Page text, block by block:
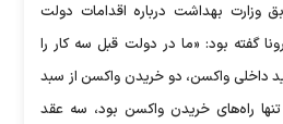
وزارت بهداشت درباره اقدامات دولت
گفته بود: «ما در دولت قبل سه کار را
داخلی واکسن، دو خریدن واکسن از سبد
راه‌های خریدن واکسن بود، سه عقد